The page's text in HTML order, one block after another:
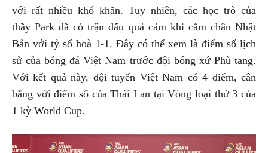
với rất nhiều khó khăn. Tuy nhiên, các học trò của
thầy Park đã có trận đấu quả cảm khi cầm chân Nhật
Bản với tỷ số hoà 1-1. Đây có thể xem là điểm số lịch
sử của bóng đá Việt Nam trước đội bóng xứ Phù tang.
Với kết quả này, đội tuyển Việt Nam có 4 điểm, cân
bằng với điểm số của Thái Lan tại Vòng loại thứ 3 của
1 kỳ World Cup.